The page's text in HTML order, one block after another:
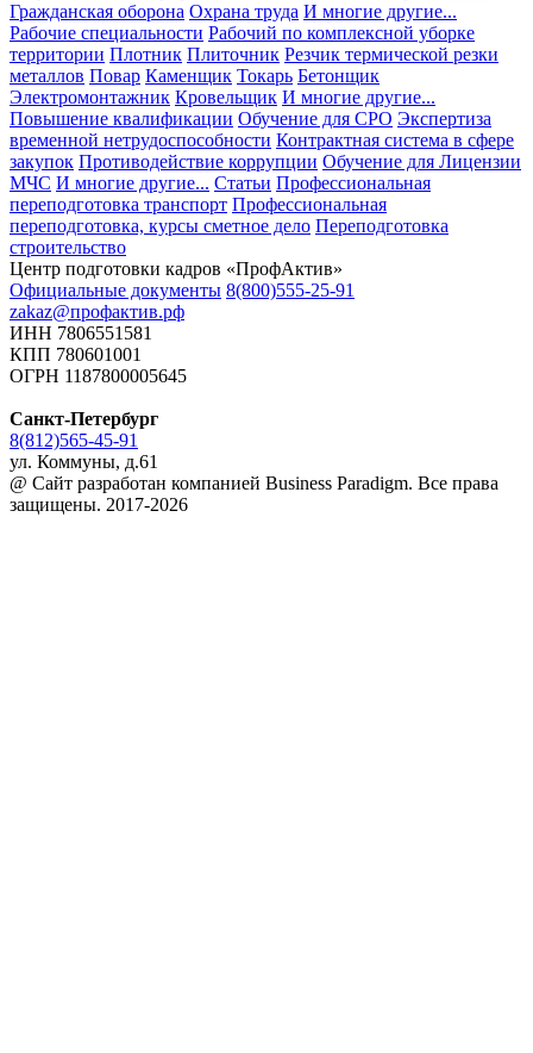
Гражданская оборона Охрана труда И многие другие...
Рабочие специальности Рабочий по комплексной уборке
территории Плотник Плиточник Резчик термической резки
металлов Повар Каменщик Токарь Бетонщик
Электромонтажник Кровельщик И многие другие...
Повышение квалификации Обучение для СРО Экспертиза
временной нетрудоспособности Контрактная система в сфере
закупок Противодействие коррупции Обучение для Лицензии
МЧС И многие другие... Статьи Профессиональная
переподготовка транспорт Профессиональная
переподготовка, курсы сметное дело Переподготовка
строительство
Центр подготовки кадров «ПрофАктив»
Официальные документы 8(800)555-25-91
zakaz@профактив.рф
ИНН 7806551581
КПП 780601001
ОГРН 1187800005645
Санкт-Петербург
8(812)565-45-91
ул. Коммуны, д.61
@ Сайт разработан компанией Business Paradigm. Все права
защищены. 2017-2026